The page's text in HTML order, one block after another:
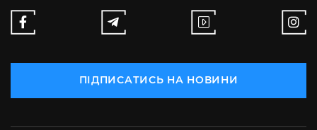
ПІДПИСАТИСЬ НА НОВИНИ